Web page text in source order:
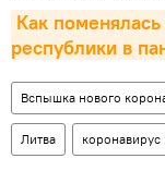
Как
республики в
Вспышка нового
Литва коронавирус